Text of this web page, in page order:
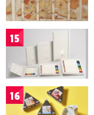
15
16